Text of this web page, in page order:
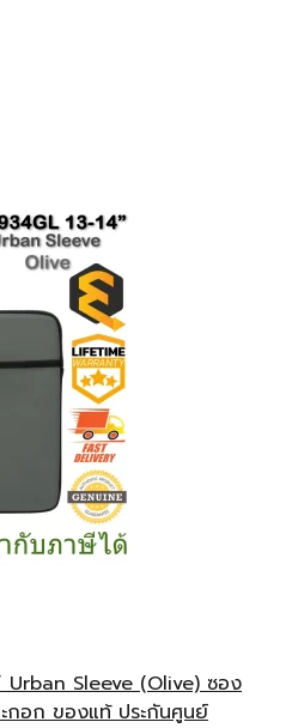
Urban Sleeve (Olive) ซอง
กอก ของแท้ ประกันศูนย์